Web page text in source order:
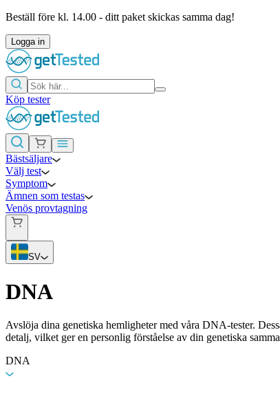
Beställ före kl. 14.00 - ditt paket skickas samma dag!
Logga in
Köp tester
Bästsäljare
Välj test
Symptom
Ämnen som testas
Venös provtagning
SV
DNA
Avslöja dina genetiska hemligheter med våra DNA-tester.
detalj, vilket ger en personlig förståelse av din genetiska
DNA